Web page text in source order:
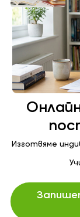
Изготвяме